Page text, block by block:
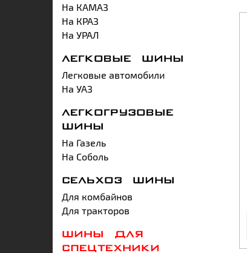
На КАМАЗ
На КРАЗ
На УРАЛ
ЛЕГКОВЫЕ ШИНЫ
Легковые автомобили
На УАЗ
ЛЕГКОГРУЗОВЫЕ
ШИНЫ
На Газель
На Соболь
СЕЛЬХОЗ ШИНЫ
Для комбайнов
Для тракторов
ШИНЫ ДЛЯ
СПЕЦТЕХНИКИ